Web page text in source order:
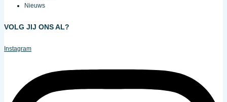
Nieuws
VOLG JIJ ONS AL?
Instagram